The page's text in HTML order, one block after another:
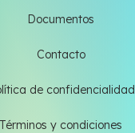
Documentos
Contacto
de confidencialidad
Términos y condiciones